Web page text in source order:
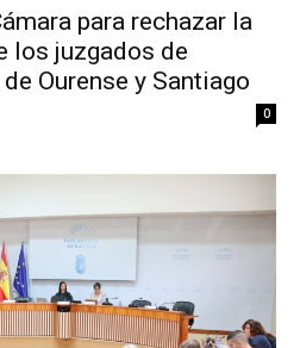
para rechazar la
los juzgados de
Ourense y Santiago
0